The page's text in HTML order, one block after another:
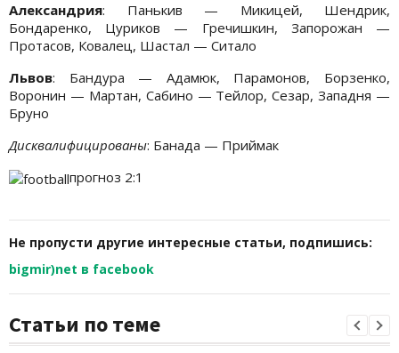
Александрия: Панькив — Микицей, Шендрик,
Бондаренко, Цуриков — Гречишкин, Запорожан —
Протасов, Ковалец, Шастал — Ситало
Львов: Бандура — Адамюк, Парамонов, Борзенко,
Воронин — Мартан, Сабино — Тейлор, Сезар, Западня —
Бруно
Дисквалифицированы: Банада — Приймак
прогноз 2:1
Не пропусти другие интересные статьи, подпишись:
bigmir)net в facebook
Статьи по теме